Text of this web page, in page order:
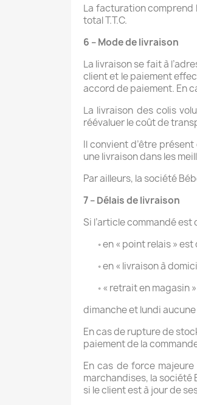
La facturation comprend
total T.T.C.
6 – Mode de livraison
La livraison se fait à
client et le paiement
accord de paiement. En
La livraison des colis
réévaluer le coût de
Il convient d’être
une livraison dans les
Par ailleurs, la société
7 – Délais de livraison
Si l’article commandé
◦ en « point relais » est
◦ en « livraison à
◦ « retrait en magasin
dimanche et lundi
En cas de rupture de
paiement de la
En cas de force
marchandises, la société
si le client est à jour de